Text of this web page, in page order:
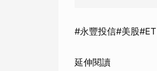
#永豐投信#美股
延伸閱讀